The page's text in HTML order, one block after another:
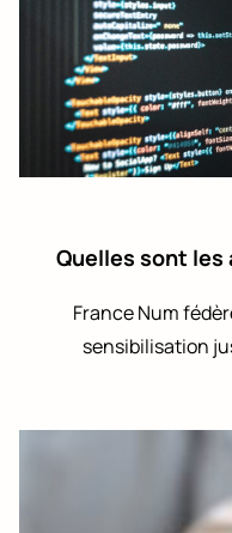
Quelles sont les
France Num
sensibilisation